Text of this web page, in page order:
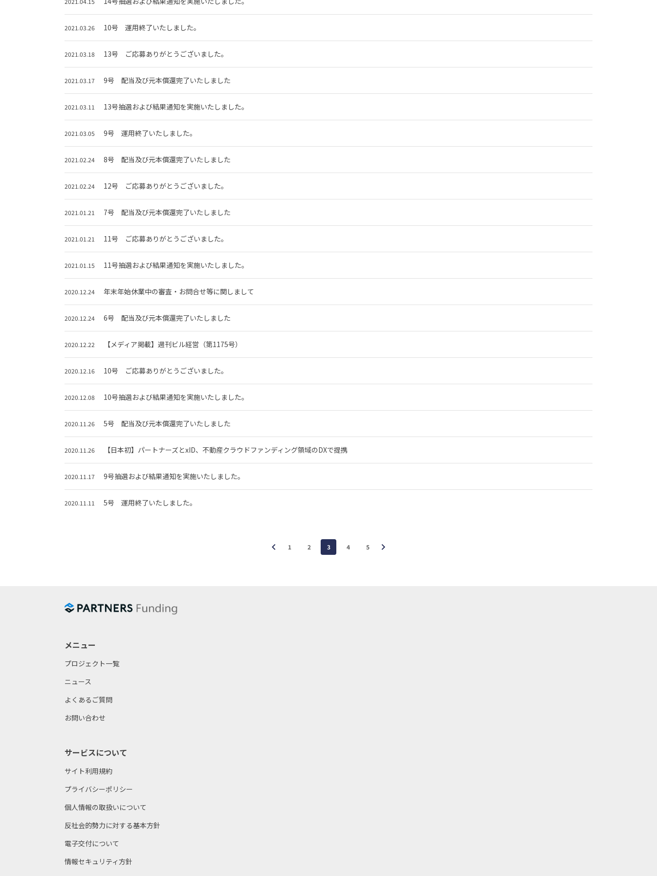
2021.03.26 10号 運用終了いたしました。
2021.03.18 13号 ご応募ありがとうございました。
2021.03.17 9号 配当及び元本償還完了いたしました
2021.03.11 13号抽選および結果通知を実施いたしました。
2021.03.05 9号 運用終了いたしました。
2021.02.24 8号 配当及び元本償還完了いたしました
2021.02.24 12号 ご応募ありがとうございました。
2021.01.21 7号 配当及び元本償還完了いたしました
2021.01.21 11号 ご応募ありがとうございました。
2021.01.15 11号抽選および結果通知を実施いたしました。
2020.12.24 年末年始休業中の審査・お問合せ等に関しまして
2020.12.24 6号 配当及び元本償還完了いたしました
2020.12.22 【メディア掲載】週刊ビル経営（第1175号）
2020.12.16 10号 ご応募ありがとうございました。
2020.12.08 10号抽選および結果通知を実施いたしました。
2020.11.26 5号 配当及び元本償還完了いたしました
2020.11.26 【日本初】パートナーズとxID、不動産クラウドファンディング領域のDXで提携
2020.11.17 9号抽選および結果通知を実施いたしました。
2020.11.11 5号 運用終了いたしました。
chevron_left 1 2 3 4 5 chevron_right
メニュー
プロジェクト一覧
ニュース
よくあるご質問
お問い合わせ
サービスについて
サイト利用規約
プライバシーポリシー
個人情報の取扱いについて
反社会的勢力に対する基本方針
電子交付について
情報セキュリティ方針